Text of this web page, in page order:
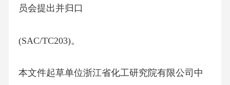
员会提出并归口
(SAC/TC203)。
本文件起草单位浙江省化工研究院有限公司中